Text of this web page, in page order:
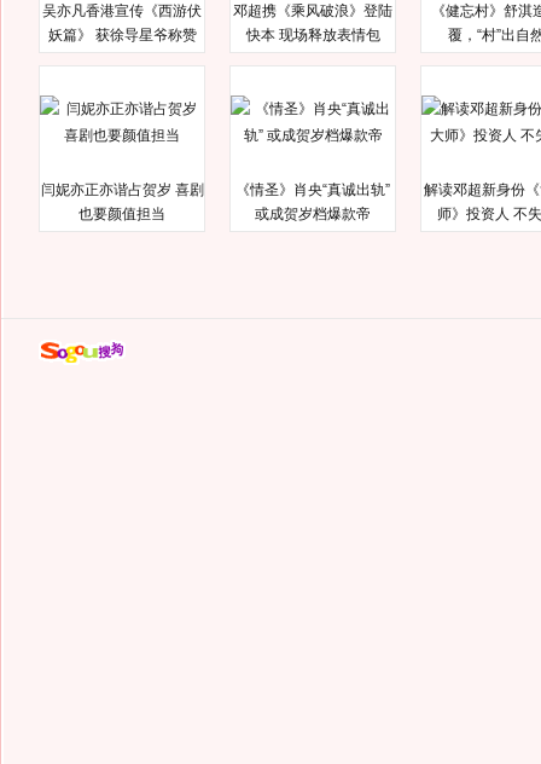
吴亦凡香港宣传《西游伏
妖篇》 获徐导星爷称赞
邓超携《乘风破浪》登陆
快本 现场释放表情包
《健忘村》舒淇
覆，“村”出自
闫妮亦正亦谐占贺岁 喜剧
也要颜值担当
《情圣》肖央“真诚出轨”
或成贺岁档爆款帝
解读邓超新身份
师》投资人 不